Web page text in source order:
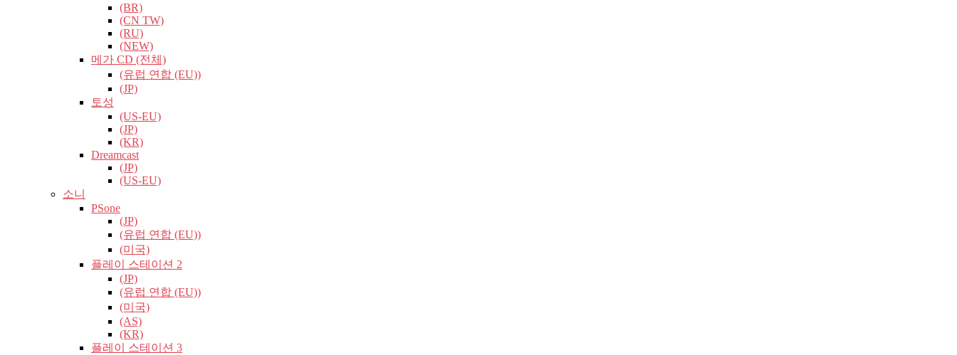
(BR)
(CN TW)
(RU)
(NEW)
메가 CD (전체)
(유럽​​ 연합 (EU))
(JP)
토성
(US-EU)
(JP)
(KR)
Dreamcast
(JP)
(US-EU)
소니
PSone
(JP)
(유럽​​ 연합 (EU))
(미국)
플레이 스테이션 2
(JP)
(유럽​​ 연합 (EU))
(미국)
(AS)
(KR)
플레이 스테이션 3